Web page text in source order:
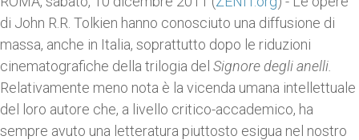
di John R.R. Tolkien hanno conosciuto una diffusione di
massa, anche in Italia, soprattutto dopo le riduzioni
cinematografiche della trilogia del Signore degli anelli.
Relativamente meno nota è la vicenda umana intellettuale
del loro autore che, a livello critico-accademico, ha
sempre avuto una letteratura piuttosto esigua nel nostro